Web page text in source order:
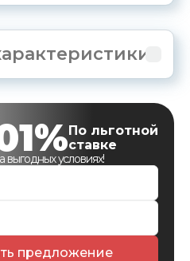
По льготной
ставке
выгодных условиях!
предложение